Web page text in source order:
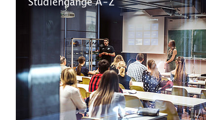
Studiengänge A–Z